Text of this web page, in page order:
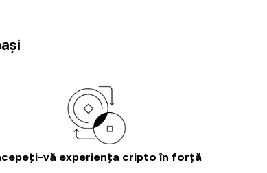
vă experiența cripto în forță